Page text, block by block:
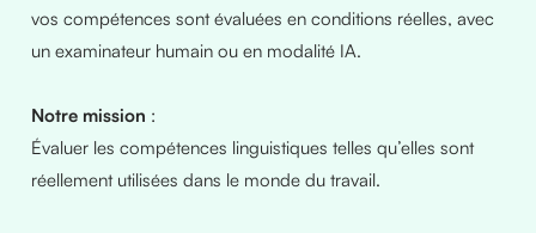
vos compétences sont évaluées en conditions réelles, avec
un examinateur humain ou en modalité IA.
Notre mission :
Évaluer les compétences linguistiques telles qu’elles sont
réellement utilisées dans le monde du travail.